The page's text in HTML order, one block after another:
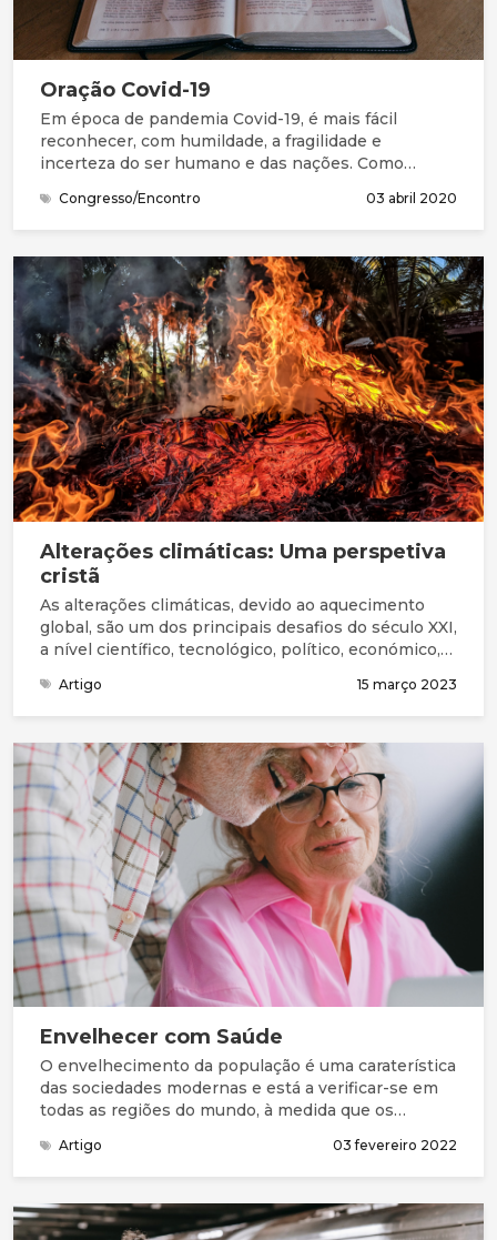
Oração Covid-19
Em época de pandemia Covid-19, é mais fácil
reconhecer, com humildade, a fragilidade e
incerteza do ser humano e das nações. Como
Salomão e seu povo, precisamos da graça (favor
imerecido) e de perdão para entrar na presença do
Deus Santo. Na Bíblia, compreendemos que este
Deus grande não está longe. Está perto, à distância
de uma oração. Queremos continuar a chegar-nos a
Ele, a compreender melhor quem Ele é, a
apresentar as nossas necessidades e
preocupações, a ouvir a Sua mensagem e
responder, acertando os nossos passos com a Sua
vontade.
Congresso/Encontro 03 abril 2020
Alterações climáticas: Uma perspetiva
cristã
As alterações climáticas, devido ao aquecimento
global, são um dos principais desafios do século XXI,
a nível científico, tecnológico, político, económico,
saúde humana, a ponto da prestigiada revista
médica The Lancet considerar que as mudanças
pública, a nível global, no presente século.
Artigo 15 março 2023
Envelhecer com Saúde
O envelhecimento da população é uma caraterística
das sociedades modernas e está a verificar-se em
todas as regiões do mundo, à medida que os
acesso aos cuidados de saúde vão contribuindo
para um aumento da longevidade.
Artigo 03 fevereiro 2022